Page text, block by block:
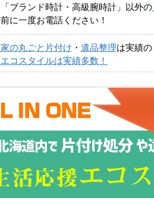
「ブランド時計・高級腕時計」以外の
前に一度お電話ください！
家の丸ごと片付け ・ 遺品整理は実績
エコスタイルは実績多数！